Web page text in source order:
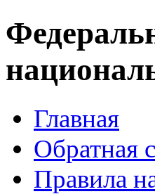
Главная
Обратная
Правила